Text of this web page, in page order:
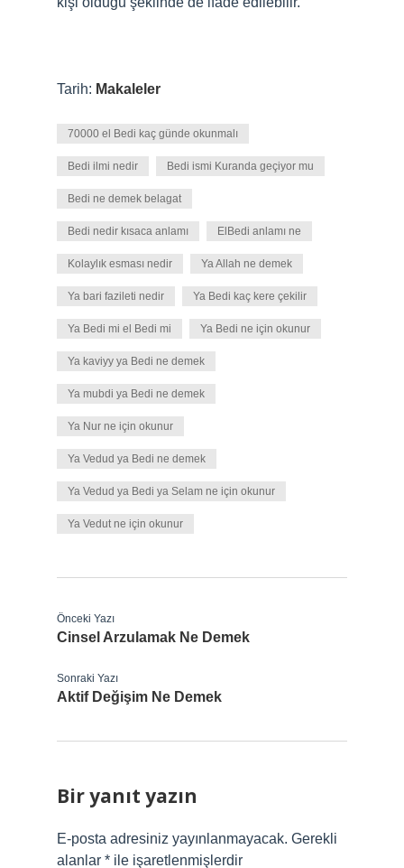
Tarih: Makaleler
70000 el Bedi kaç günde okunmalı
Bedi ilmi nedir Bedi ismi Kuranda geçiyor mu
Bedi ne demek belagat
Bedi nedir kısaca anlamı ElBedi anlamı ne
Kolaylık esması nedir Ya Allah ne demek
Ya bari fazileti nedir Ya Bedi kaç kere çekilir
Ya Bedi mi el Bedi mi Ya Bedi ne için okunur
Ya kaviyy ya Bedi ne demek
Ya mubdi ya Bedi ne demek
Ya Nur ne için okunur
Ya Vedud ya Bedi ne demek
Ya Vedud ya Bedi ya Selam ne için okunur
Ya Vedut ne için okunur
Önceki Yazı
Cinsel Arzulamak Ne Demek
Sonraki Yazı
Aktif Değişim Ne Demek
Bir yanıt yazın
E-posta adresiniz yayınlanmayacak. Gerekli
alanlar * ile işaretlenmişlerdir